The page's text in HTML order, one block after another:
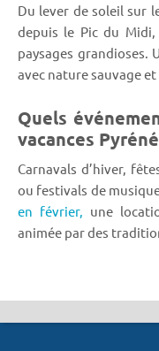
Du lever de soleil sur
depuis le Pic du
paysages grandioses.
avec nature sauvage
Quels
vacances
Carnavals d’hiver,
ou festivals de
en février, une
animée par des